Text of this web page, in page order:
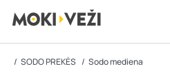
SODO PREKĖS Sodo mediena